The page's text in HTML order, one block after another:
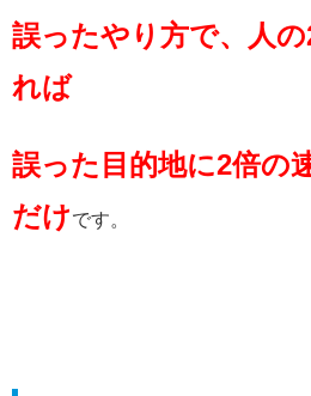
誤ったやり方で、人
れば
誤った目的地に2倍の
だけです。